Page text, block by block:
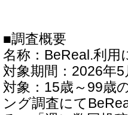
■調査概要
名称：BeReal.利用
対象期間：2026年5
対象：15歳～99歳
ング調査にて